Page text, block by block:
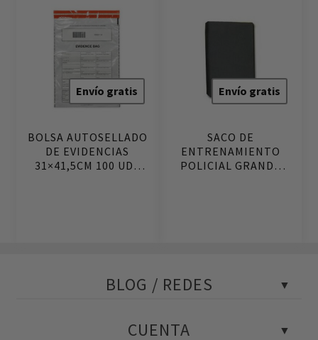
Envío gratis
BOLSA AUTOSELLADO
DE EVIDENCIAS
31×41,5CM 100 UDS
Envío gratis
SACO DE
ENTRENAMIENTO
POLICIAL GRANDE
BLOG / REDES
Tests policialesCUENTA